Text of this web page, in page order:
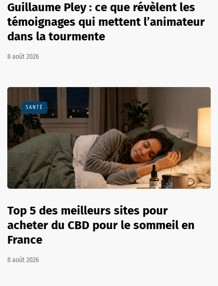
Guillaume Pley : ce que révèlent les
témoignages qui mettent l’animateur
dans la tourmente
8 août 2026
SANTÉ
Top 5 des meilleurs sites pour
acheter du CBD pour le sommeil en
France
8 août 2026